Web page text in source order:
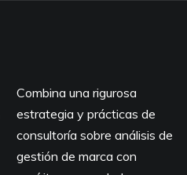
Combina una rigurosa
estrategia y prácticas de
consultoría sobre análisis de
gestión de marca con